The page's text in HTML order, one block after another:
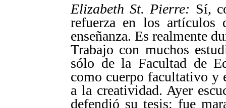
Elizabeth St. Pierre: Sí,
refuerza en los
enseñanza. Es realmente
Trabajo con muchos
sólo de la Facultad de
como cuerpo facultativo y
a la creatividad. Ayer
defendió su tesis; fue